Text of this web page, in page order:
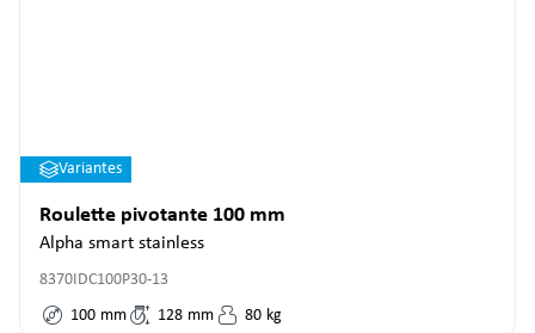
Variantes
Roulette pivotante 100 mm
Alpha smart stainless
8370IDC100P30-13
100 mm 128 mm 80 kg